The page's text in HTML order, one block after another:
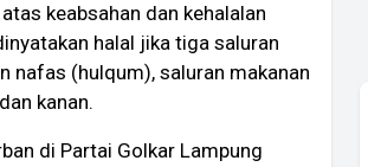
keabsahan dan kehalalan
halal jika tiga saluran
nafas (hulqum), saluran makanan
kanan.
di Partai Golkar Lampung